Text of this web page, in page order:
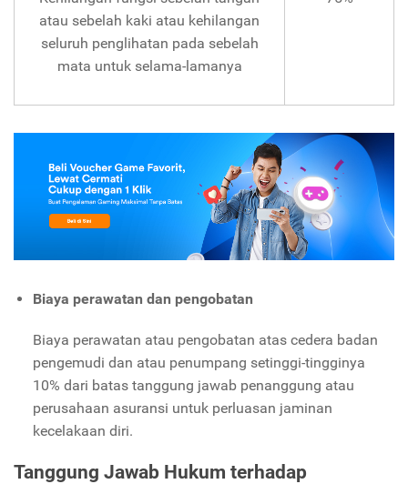
atau sebelah kaki atau kehilangan
seluruh penglihatan pada sebelah
mata untuk selama-lamanya
Biaya perawatan dan pengobatan
Biaya perawatan atau pengobatan atas cedera badan
pengemudi dan atau penumpang setinggi-tingginya
10% dari batas tanggung jawab penanggung atau
perusahaan asuransi untuk perluasan jaminan
kecelakaan diri.
Tanggung Jawab Hukum terhadap